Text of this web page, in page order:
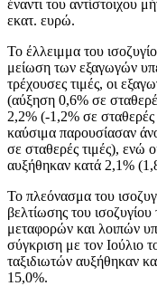
έναντι του αντίστοιχου
εκατ. ευρώ.
Το έλλειμμα του
μείωση των εξαγωγών
τρέχουσες τιμές, οι
(αύξηση 0,6% σε
2,2% (-1,2% σε σταθερές
καύσιμα παρουσίασαν
σε σταθερές τιμές), ενώ
αυξήθηκαν κατά 2,1%
Το πλεόνασμα του
βελτίωσης του
μεταφορών και λοιπών
σύγκριση με τον Ιούλιο
ταξιδιωτών αυξήθηκαν
15,0%.